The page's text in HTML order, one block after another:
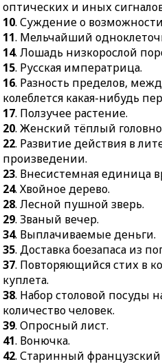
маточное молочко пчёл
как лекарственный
препарат.
46.Стихотворение в 14
строк.
47.Предательство
интересов родины.
оптических и иных
10. Суждение о
11. Мельчайший
14. Лошадь низкорослой
15. Русская императрица.
16. Разность пределов,
колеблется какая-нибудь
17. Ползучее растение.
20. Женский тёплый
22. Развитие действия в
произведении.
23. Внесистемная единица
24. Хвойное дерево.
28. Лесной пушной зверь.
29. Званый вечер.
34. Выплачиваемые деньги.
35. Доставка боезапаса из
37. Повторяющийся стих в
куплета.
38. Набор столовой посуды
количество человек.
39. Опросный лист.
41. Вонючка.
42. Старинный